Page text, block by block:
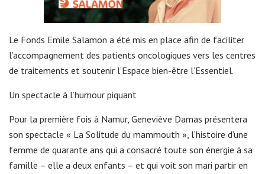
Le Fonds Emile Salamon a été mis en place afin de faciliter
l’accompagnement des patients oncologiques vers les centres
de traitements et soutenir l’Espace bien-être l’Essentiel.
Un spectacle à l’humour piquant
Pour la première fois à Namur, Geneviève Damas présentera
son spectacle « La Solitude du mammouth », l’histoire d’une
femme de quarante ans qui a consacré toute son énergie à sa
famille – elle a deux enfants – et qui voit son mari partir en